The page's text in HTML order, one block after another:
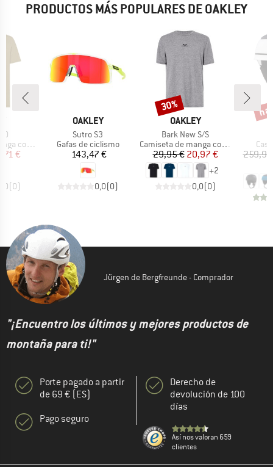
PRODUCTOS MÁS POPULARES DE OAKLEY
corta
reducido
€
(0)
MARCA
OAKLEY
Artículo
Sutro S3
Product group
Gafas de ciclismo
Precio
143,47 €
0,0(0)
MARCA
OAKLEY
Artículo
Bark New S/S
Product group
Camiseta de manga corta
Precio
29,95 €Precio reducido
20,97 €
+2
0,0(0)
Descuento
30%
Jürgen de Bergfreunde - Comprador
"¡Encuentro los últimos y mejores productos de
montaña para ti!"
Porte pagado a partir
de 69 € (ES)
Pago seguro
Derecho de
devolución de 100
días
Así nos valoran 659
clientes